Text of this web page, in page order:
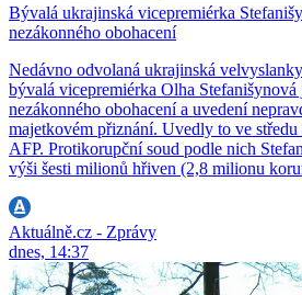
Bývalá ukrajinská vicepremiérka
nezákonného obohacení
Nedávno odvolaná ukrajinská
bývalá vicepremiérka Olha Stefanišynová
nezákonného obohacení a uvedení
majetkovém přiznání. Uvedly to ve středu
AFP. Protikorupční soud podle nich
výši šesti milionů hřiven (2,8 milionu
Aktuálně.cz - Zprávy
dnes, 14:37